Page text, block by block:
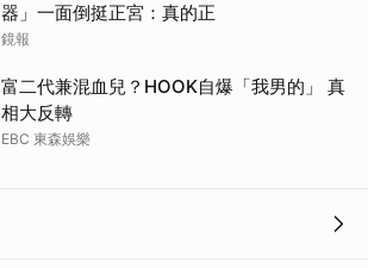
器」一面倒挺正宮：真的正
鏡報
富二代兼混血兒？HOOK自爆「我男的」 真
相大反轉
EBC 東森娛樂